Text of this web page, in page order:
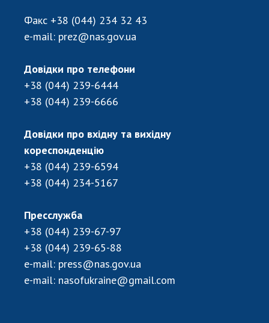
Підготовка наукових кадрів
Робота з молоддю
МІЖНАРОДНЕ СПІВРОБІТНИЦТВО
Членство в міжнародних організаціях
Міжнародні угоди
Міжнародні програми та конкурси
ДОКУМЕНТИ
Державний бюджет НАН України
Вибори до складу НАН України
Бланки документів
НОВИНИ
Факс +38 (044) 234 32 43
e-mail: prez@nas.gov.ua
Довідки про телефони
+38 (044) 239-6444
+38 (044) 239-6666
Довідки про вхідну та вихідну
кореспонденцію
+38 (044) 239-6594
+38 (044) 234-5167
Пресслужба
+38 (044) 239-67-97
+38 (044) 239-65-88
e-mail: press@nas.gov.ua
e-mail: nasofukraine@gmail.com